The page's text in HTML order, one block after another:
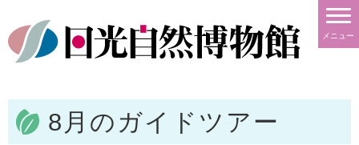
メニュー
8月のガイドツアー